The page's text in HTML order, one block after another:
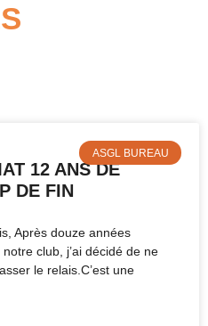
ASGL BUREAU
12 ANS DE
DE FIN
Après douze années
club, j’ai décidé de ne
le relais.C’est une